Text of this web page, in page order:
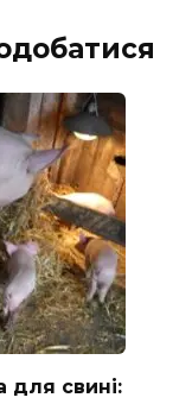
для свині: